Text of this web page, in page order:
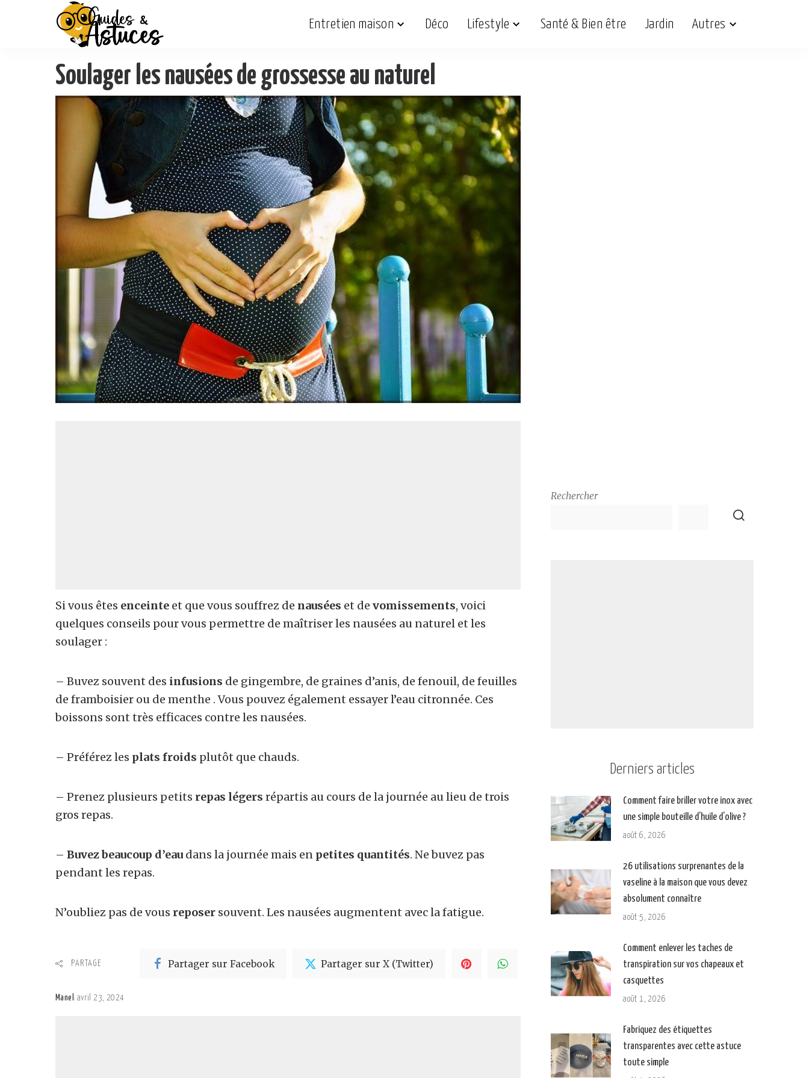
Entretien maison Déco Lifestyle Santé & Bien être Jardin Autres
Soulager les nausées de grossesse au naturel
Si vous êtes enceinte et que vous souffrez de nausées et de vomissements, voici
quelques conseils pour vous permettre de maîtriser les nausées au naturel et les
soulager :
– Buvez souvent des infusions de gingembre, de graines d’anis, de fenouil, de feuilles
de framboisier ou de menthe . Vous pouvez également essayer l’eau citronnée. Ces
boissons sont très efficaces contre les nausées.
– Préférez les plats froids plutôt que chauds.
– Prenez plusieurs petits repas légers répartis au cours de la journée au lieu de trois
gros repas.
– Buvez beaucoup d’eau dans la journée mais en petites quantités. Ne buvez pas
pendant les repas.
N’oubliez pas de vous reposer souvent. Les nausées augmentent avec la fatigue.
PARTAGE Partager sur Facebook Partager sur X (Twitter)
Manel avril 23, 2024
Rechercher
Derniers articles
Comment faire briller votre inox avec
une simple bouteille d’huile d’olive ?
août 6, 2026
26 utilisations surprenantes de la
vaseline à la maison que vous devez
absolument connaître
août 5, 2026
Comment enlever les taches de
transpiration sur vos chapeaux et
casquettes
août 1, 2026
Fabriquez des étiquettes
transparentes avec cette astuce
toute simple